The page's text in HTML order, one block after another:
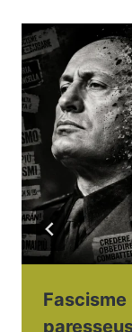
Fascisme